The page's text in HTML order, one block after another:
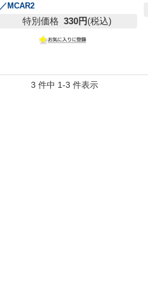
／MCAR2
特別価格 330円(税込)
3 件中 1-3 件表示